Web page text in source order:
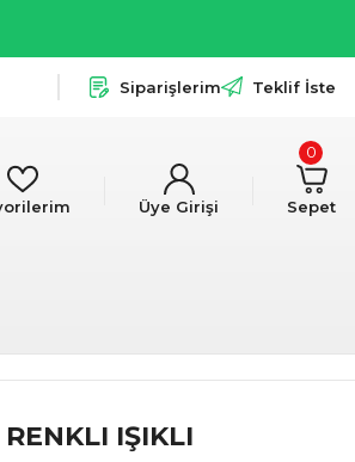
Siparişlerim Teklif İste
Üye Girişi Sepet
0
IŞIKLI